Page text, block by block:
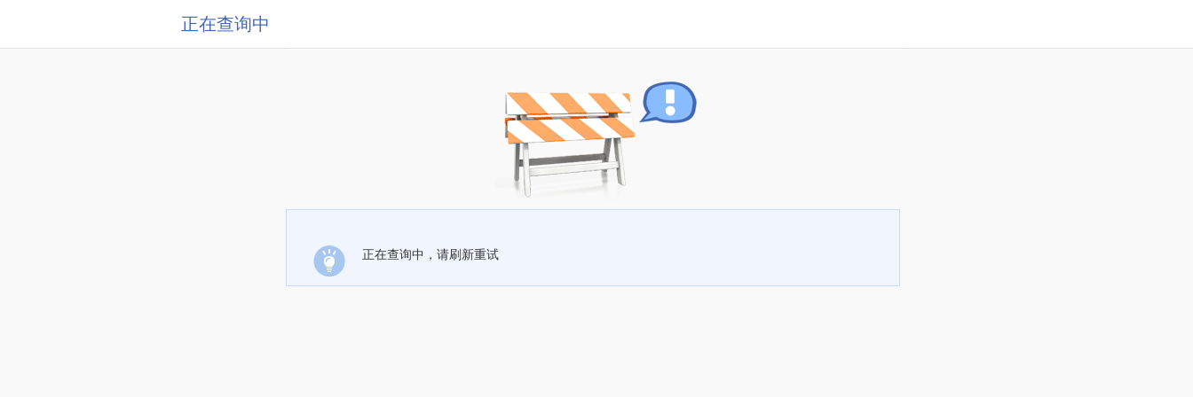
正在查询中
正在查询中，请刷新重试